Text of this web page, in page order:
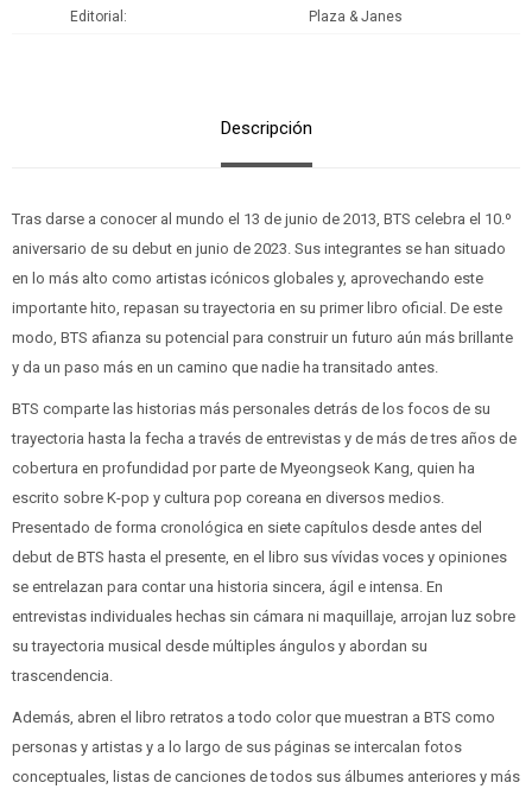
Editorial Plaza & Janes
Descripción
Tras darse a conocer al mundo el 13 de junio de 2013, BTS celebra el 10.º
aniversario de su debut en junio de 2023. Sus integrantes se han situado
en lo más alto como artistas icónicos globales y, aprovechando este
importante hito, repasan su trayectoria en su primer libro oficial. De este
modo, BTS afianza su potencial para construir un futuro aún más brillante
y da un paso más en un camino que nadie ha transitado antes.
BTS comparte las historias más personales detrás de los focos de su
trayectoria hasta la fecha a través de entrevistas y de más de tres años de
cobertura en profundidad por parte de Myeongseok Kang, quien ha
escrito sobre K-pop y cultura pop coreana en diversos medios.
Presentado de forma cronológica en siete capítulos desde antes del
debut de BTS hasta el presente, en el libro sus vívidas voces y opiniones
se entrelazan para contar una historia sincera, ágil e intensa. En
entrevistas individuales hechas sin cámara ni maquillaje, arrojan luz sobre
su trayectoria musical desde múltiples ángulos y abordan su
trascendencia.
Además, abren el libro retratos a todo color que muestran a BTS como
personas y artistas y a lo largo de sus páginas se intercalan fotos
conceptuales, listas de canciones de todos sus álbumes anteriores y más